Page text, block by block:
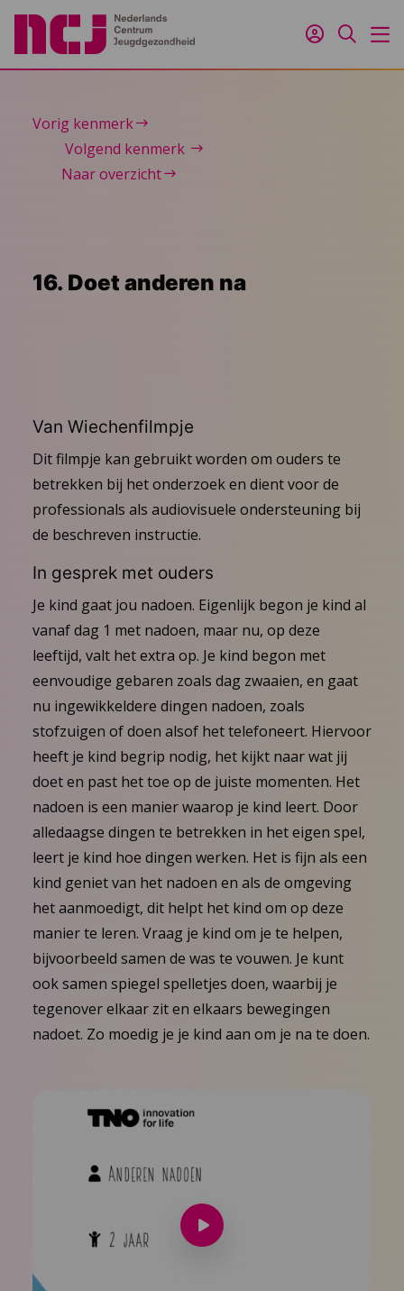
Inloggen
Zoeken
Vorig kenmerk
Volgend kenmerk
Naar overzicht
16. Doet anderen na
Van Wiechenfilmpje
Dit filmpje kan gebruikt worden om ouders te
betrekken bij het onderzoek en dient voor de
professionals als audiovisuele ondersteuning bij
de beschreven instructie.
In gesprek met ouders
Je kind gaat jou nadoen. Eigenlijk begon je kind al
vanaf dag 1 met nadoen, maar nu, op deze
leeftijd, valt het extra op. Je kind begon met
eenvoudige gebaren zoals dag zwaaien, en gaat
nu ingewikkeldere dingen nadoen, zoals
stofzuigen of doen alsof het telefoneert. Hiervoor
heeft je kind begrip nodig, het kijkt naar wat jij
doet en past het toe op de juiste momenten. Het
nadoen is een manier waarop je kind leert. Door
alledaagse dingen te betrekken in het eigen spel,
leert je kind hoe dingen werken. Het is fijn als een
kind geniet van het nadoen en als de omgeving
het aanmoedigt, dit helpt het kind om op deze
manier te leren. Vraag je kind om je te helpen,
bijvoorbeeld samen de was te vouwen. Je kunt
ook samen spiegel spelletjes doen, waarbij je
tegenover elkaar zit en elkaars bewegingen
nadoet. Zo moedig je je kind aan om je na te doen.
Speel